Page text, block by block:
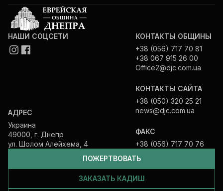
ПОЖЕРТВОВАТЬ
ЗАКАЗАТЬ КАДИШ
НАШИ СОЦСЕТИ
АДРЕС
Украина
49000, г. Днепр
ул. Шолом Алейхема, 4
КОНТАКТЫ ОБЩИНЫ
+38 (056) 717 70 81
+38 067 915 26 00
Office2@djc.com.ua
КОНТАКТЫ САЙТА
+38 (050) 320 25 21
news@djc.com.ua
ФАКС
+38 (056) 717 70 76